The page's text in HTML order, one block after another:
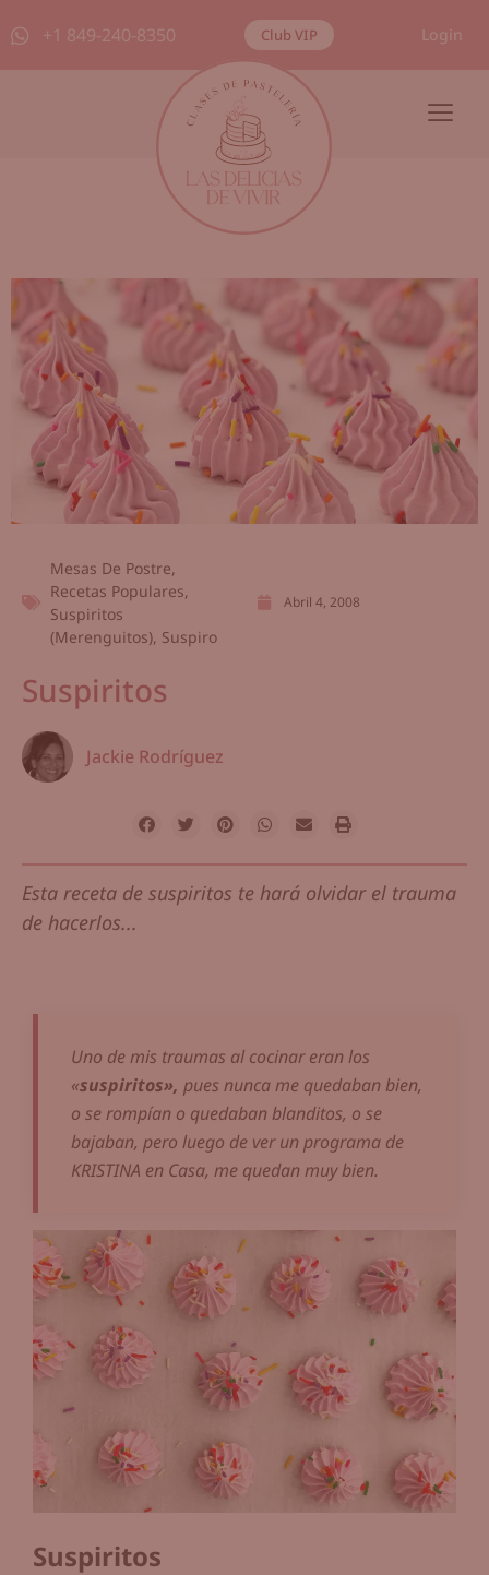
+1 849-240-8350 Club VIP Login
Mesas De Postre,
Recetas Populares,
Suspiritos
(Merenguitos), Suspiro
Abril 4, 2008
Suspiritos
Jackie Rodríguez
Esta receta de suspiritos te hará olvidar el trauma
de hacerlos...
Uno de mis traumas al cocinar eran los
«suspiritos», pues nunca me quedaban bien,
o se rompían o quedaban blanditos, o se
bajaban, pero luego de ver un programa de
KRISTINA en Casa, me quedan muy bien.
Suspiritos